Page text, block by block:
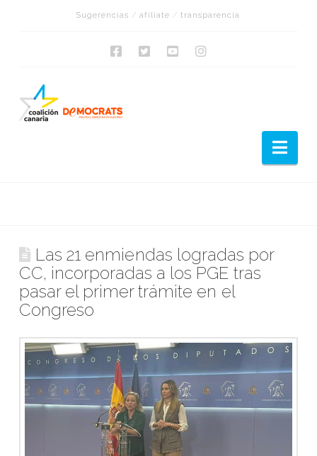
Sugerencias /afíliate /transparencia
Las 21 enmiendas logradas por
CC, incorporadas a los PGE tras
pasar el primer trámite en el
Congreso